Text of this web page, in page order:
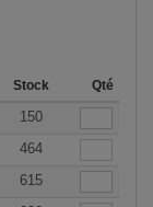
Stock Qté
150
464
615